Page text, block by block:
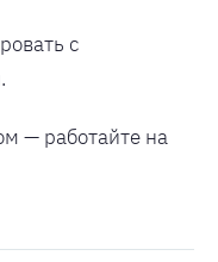
с
— работайте на